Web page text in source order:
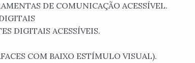
DE COMUNICAÇÃO ACESSÍVEL.
DIGITAIS ACESSÍVEIS.
COM BAIXO ESTÍMULO VISUAL).